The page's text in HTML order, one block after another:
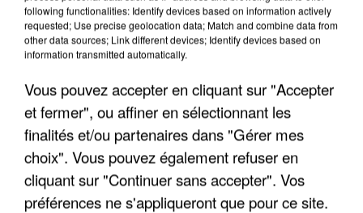
UNE TOURISTE DE L’OISE EMPORTÉE PAR UNE
COULÉE DE BOUE EN HAUTE-SAVOIE
following functionalities: Identify devices based on information actively
requested; Use precise geolocation data; Match and combine data from
other data sources; Link different devices; Identify devices based on
information transmitted automatically.
Vous pouvez accepter en cliquant sur "Accepter
et fermer", ou affiner en sélectionnant les
finalités et/ou partenaires dans "Gérer mes
choix". Vous pouvez également refuser en
cliquant sur "Continuer sans accepter". Vos
préférences ne s'appliqueront que pour ce site.